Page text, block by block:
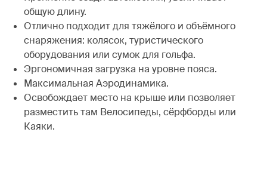
общую длину.
Отлично подходит для тяжёлого и объёмного
снаряжения: колясок, туристического
оборудования или сумок для гольфа.
Эргономичная загрузка на уровне пояса.
Максимальная Аэродинамика.
Освобождает место на крыше или позволяет
разместить там Велосипеды, сёрфборды или
Каяки.